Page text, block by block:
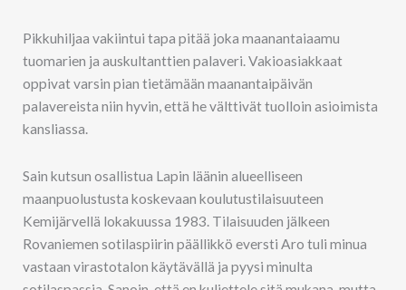
Pikkuhiljaa vakiintui tapa pitää joka maanantaiaamu
tuomarien ja auskultanttien palaveri. Vakioasiakkaat
oppivat varsin pian tietämään maanantaipäivän
palavereista niin hyvin, että he välttivät tuolloin asioimista
kansliassa.
Sain kutsun osallistua Lapin läänin alueelliseen
maanpuolustusta koskevaan koulutustilaisuuteen
Kemijärvellä lokakuussa 1983. Tilaisuuden jälkeen
Rovaniemen sotilaspiirin päällikkö eversti Aro tuli minua
vastaan virastotalon käytävällä ja pyysi minulta